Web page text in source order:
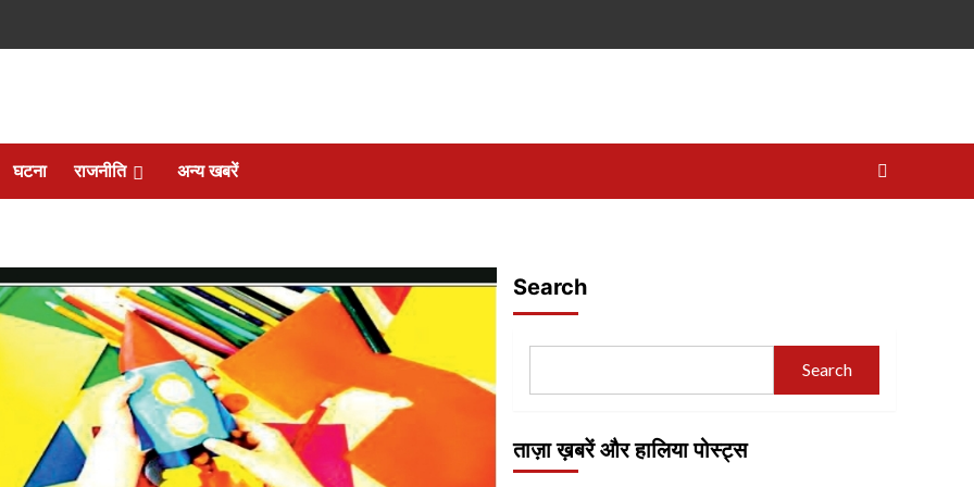
घटना राजनीति अन्य खबरें
Search
Search
ताज़ा ख़बरें और हालिया पोस्ट्स